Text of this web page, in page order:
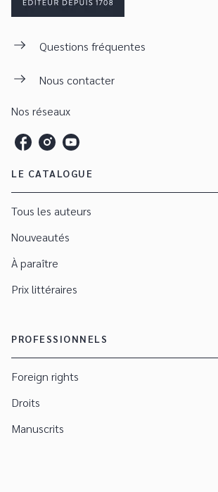
Questions fréquentes
Nous contacter
Nos réseaux
LE CATALOGUE
Tous les auteurs
Nouveautés
À paraître
Prix littéraires
PROFESSIONNELS
Foreign rights
Droits
Manuscrits